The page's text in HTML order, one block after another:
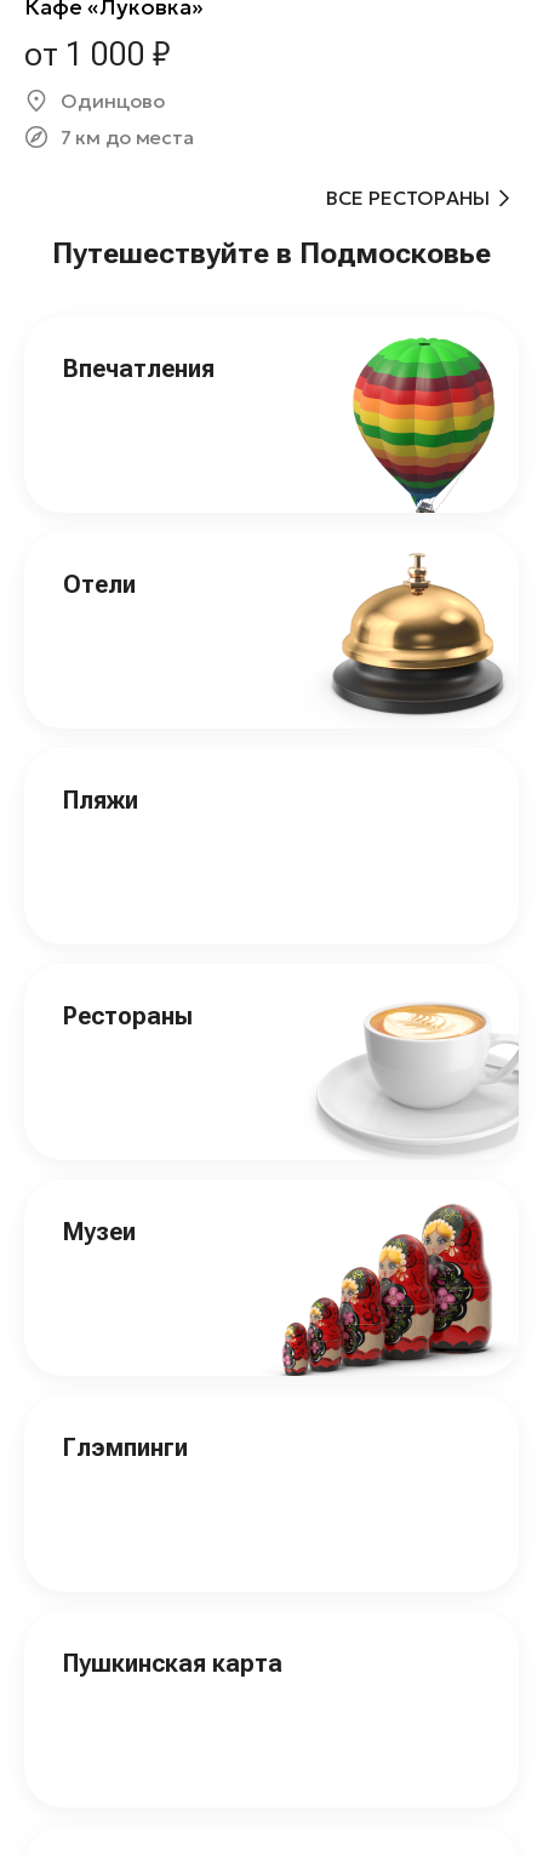
Кафе «Луковка»
от 1 000 ₽
Одинцово
7 км до места
ВСЕ РЕСТОРАНЫ
Путешествуйте в Подмосковье
Впечатления
Отели
Пляжи
Рестораны
Музеи
Глэмпинги
Пушкинская карта